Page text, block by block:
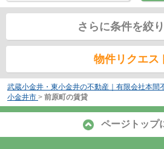
さらに条件を絞
物件リクエス
武蔵小金井・東小金井の不動産｜有限会社本間
小金井市 > 前原町の賃貸
ページトップ